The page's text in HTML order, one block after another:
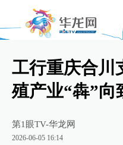
工行重庆合川
殖产业“犇”向
第1眼TV-华龙网
2026-06-05 16:14